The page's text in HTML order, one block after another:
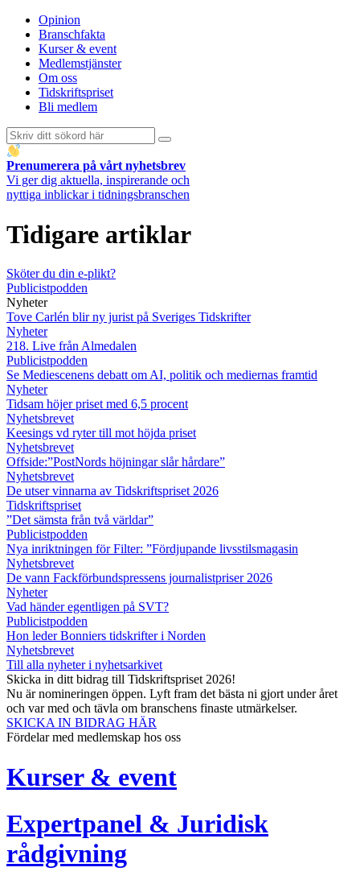
Opinion
Branschfakta
Kurser & event
Medlemstjänster
Om oss
Tidskriftspriset
Bli medlem
Prenumerera på vårt nyhetsbrev
Vi ger dig aktuella, inspirerande och
nyttiga inblickar i tidningsbranschen
Tidigare artiklar
Sköter du din e-plikt?
Publicistpodden
Nyheter
Tove Carlén blir ny jurist på Sveriges Tidskrifter
Nyheter
218. Live från Almedalen
Publicistpodden
Se Mediescenens debatt om AI, politik och mediernas framtid
Nyheter
Tidsam höjer priset med 6,5 procent
Nyhetsbrevet
Keesings vd ryter till mot höjda priset
Nyhetsbrevet
Offside:”PostNords höjningar slår hårdare”
Nyhetsbrevet
De utser vinnarna av Tidskriftspriset 2026
Tidskriftspriset
”Det sämsta från två världar”
Publicistpodden
Nya inriktningen för Filter: ”Fördjupande livsstilsmagasin
Nyhetsbrevet
De vann Fackförbundspressens journalistpriser 2026
Nyheter
Vad händer egentligen på SVT?
Publicistpodden
Hon leder Bonniers tidskrifter i Norden
Nyhetsbrevet
Till alla nyheter i nyhetsarkivet
Skicka in ditt bidrag till Tidskriftspriset 2026!
Nu är nomineringen öppen. Lyft fram det bästa ni gjort under året
och var med och tävla om branschens finaste utmärkelser.
SKICKA IN BIDRAG HÄR
Fördelar med medlemskap hos oss
Kurser & event
Expertpanel & Juridisk
rådgivning